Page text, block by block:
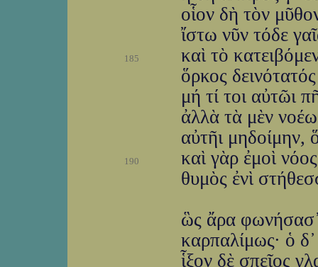
οἷον δὴ τὸν
ἴστω νῦν τόδε
185
καὶ τὸ
ὅρκος
μή τί τοι αὐτῶι
ἀλλὰ τὰ μὲν
αὐτῆι μηδοίμην,
190
καὶ γὰρ ἐμοὶ
θυμὸς ἐνὶ
ὣς ἄρα
καρπαλίμως· ὁ δ᾽
ἷξον δὲ σπεῖος